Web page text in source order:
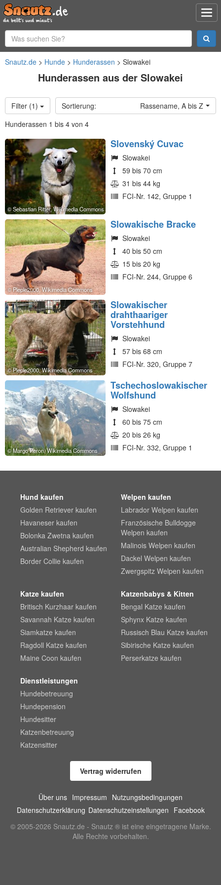
Snautz.de Hunde Hunderassen Slowakei
Hunderassen aus der Slowakei
Filter (1)
Rassename, A bis Z
Hunderassen 1 bis 4 von 4
Sebastian Ritter, Wikimedia Commons
Slovenský Cuvac
Slowakei
59 bis 70 cm
31 bis 44 kg
FCI-Nr. 142, Gruppe 1
Pleple2000, Wikimedia Commons
Slowakische Bracke
Slowakei
40 bis 50 cm
15 bis 20 kg
FCI-Nr. 244, Gruppe 6
Pleple2000, Wikimedia Commons
Slowakischer
drahthaariger
Vorstehhund
Slowakei
57 bis 68 cm
FCI-Nr. 320, Gruppe 7
Margo Peron, Wikimedia Commons
Tschechoslowakischer
Wolfshund
Slowakei
60 bis 75 cm
20 bis 26 kg
FCI-Nr. 332, Gruppe 1
Hund kaufen
Golden Retriever kaufen
Havaneser kaufen
Bolonka Zwetna kaufen
Australian Shepherd kaufen
Border Collie kaufen
Welpen kaufen
Labrador Welpen kaufen
Französische Bulldogge
Welpen kaufen
Malinois Welpen kaufen
Dackel Welpen kaufen
Zwergspitz Welpen kaufen
Katze kaufen
Britisch Kurzhaar kaufen
Savannah Katze kaufen
Siamkatze kaufen
Ragdoll Katze kaufen
Maine Coon kaufen
Katzenbabys & Kitten
Bengal Katze kaufen
Sphynx Katze kaufen
Russisch Blau Katze kaufen
Sibirische Katze kaufen
Perserkatze kaufen
Dienstleistungen
Hundebetreuung
Hundepension
Hundesitter
Katzenbetreuung
Katzensitter
Vertrag widerrufen
Über uns Impressum Nutzungsbedingungen
Datenschutzerklärung Datenschutzeinstellungen Facebook
© 2005-2026 Snautz.de - Snautz ® ist eine eingetragene Marke.
Alle Rechte vorbehalten.